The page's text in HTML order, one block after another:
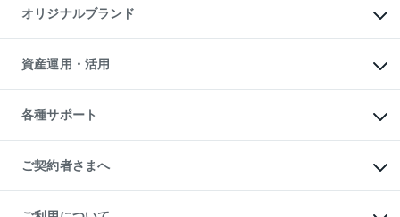
アパート経営
収益物件
ビル購入（ビル一棟）
投資用不動産の売却査定
事業用不動産の売却査定
マンションライブラリー
人気マンションランキング
暮らしに役立つ不動産メディア
不動産相場・不動産価格情報
不動産コラム・ニュース
不動産用語集
不動産なんでもネット相談室
住まいの税金
オリジナルブランド
一棟リノベーションマンション
L`GENTE（ルジェンテ）
区分リノベーションマンション
投資用一棟レジデンスWELL
不動産小口投資
LEGACIA（レガシア）
資産運用・活用
不動産M&A
アセットマネジメント・出資
各種サポート
相続サポート
リフォームサポート
ご契約者さまへ
ご紹介・再契約特典